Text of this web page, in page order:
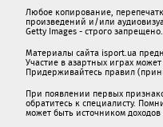
Любое копирование,
произведений и/или
Getty Images - строго запрещено.
Материалы сайта isport.ua
Участие в азартных играх
Придерживайтесь правил
При появлении первых
обратитесь к специалисту.
может быть источником